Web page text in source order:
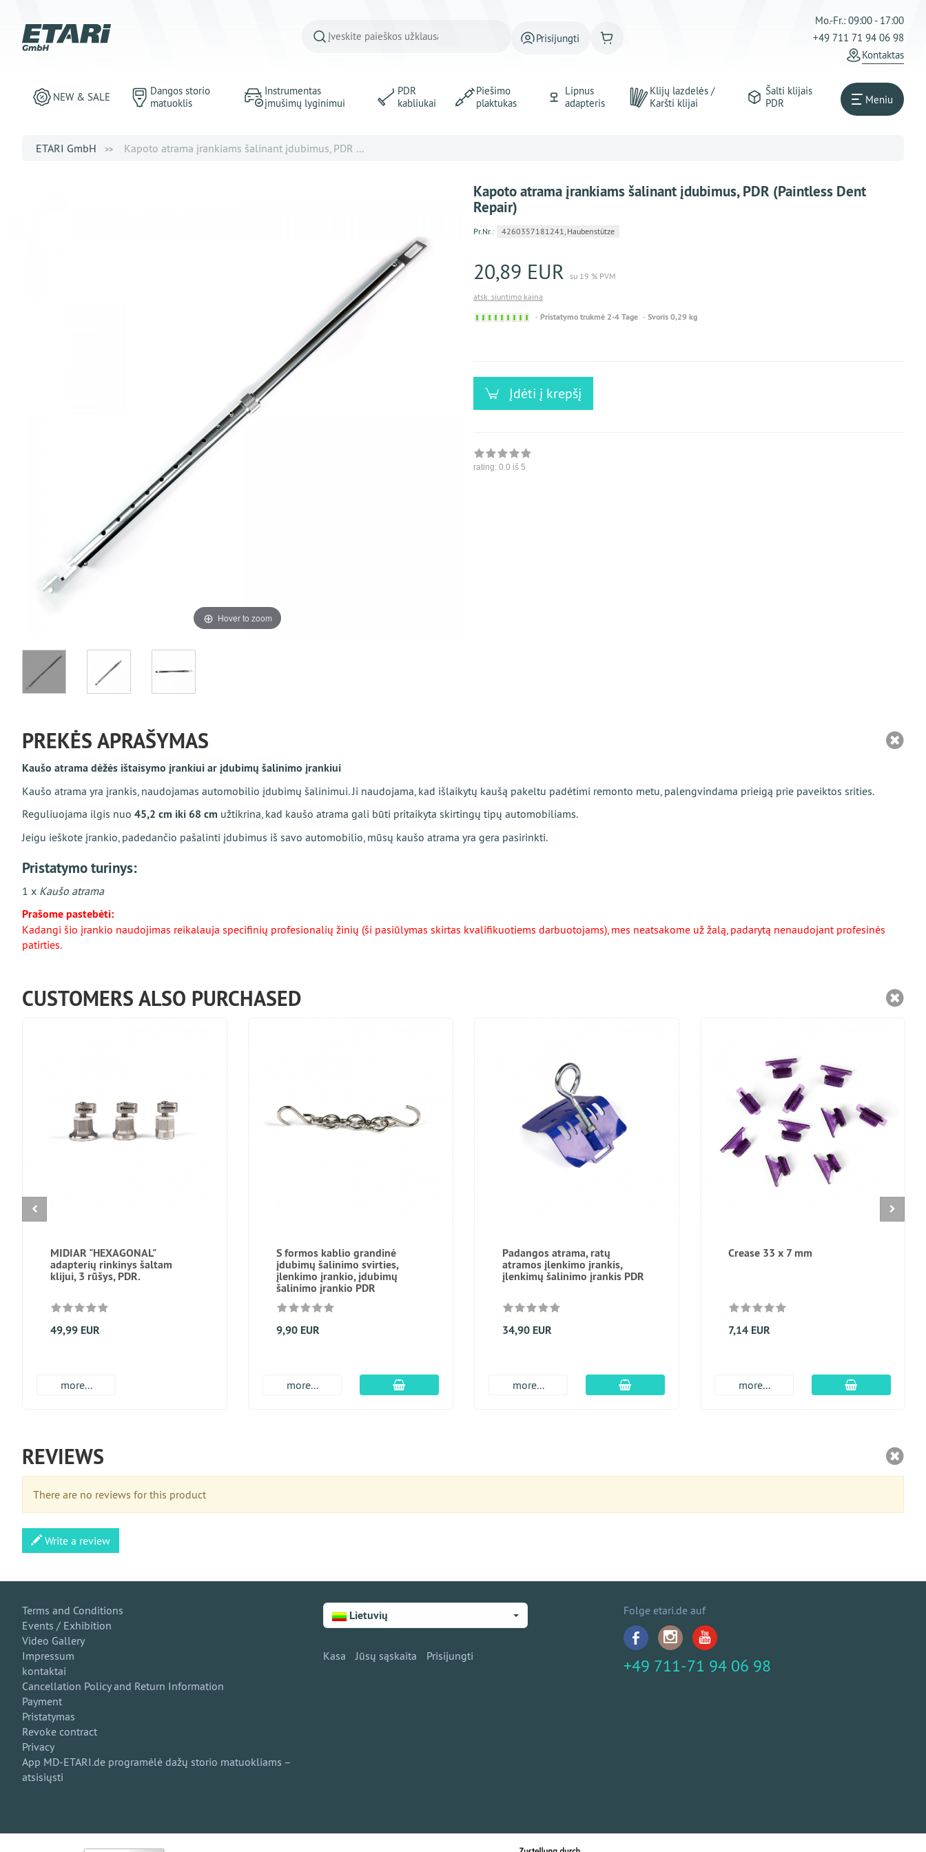
Prisijungti
Mo.-Fr.: 09:00 - 17:00
+49 711 71 94 06 98
Kontaktas
NEW & SALE
Dangos storio
matuoklis
Instrumentas
įmušimų lyginimui
PDR
kabliukai
Piešimo
plaktukas
Lipnus
adapteris
Klijų lazdelės /
Karšti klijai
Šalti klijais
PDR
Meniu
ETARI GmbH Kapoto atrama įrankiams šalinant įdubimus, PDR ...
Hover to zoom
Kapoto atrama įrankiams šalinant įdubimus, PDR (Paintless Dent
Repair)
Pr.Nr.: 4260357181241, Haubenstütze
20,89 EUR su 19 % PVM
atsk. siuntimo kaina
Sofort
Pristatymo trukmė 2-4 Tage Svoris 0,29 kg
Įdėti į krepšį
rating: 0.0 iš 5
PREKĖS APRAŠYMAS
Kaušo atrama dėžės ištaisymo įrankiui ar įdubimų šalinimo įrankiui
Kaušo atrama yra įrankis, naudojamas automobilio įdubimų šalinimui. Ji naudojama, kad išlaikytų kaušą pakeltu padėtimi remonto metu, palengvindama prieigą prie paveiktos srities.
Reguliuojama ilgis nuo 45,2 cm iki 68 cm užtikrina, kad kaušo atrama gali būti pritaikyta skirtingų tipų automobiliams.
Jeigu ieškote įrankio, padedančio pašalinti įdubimus iš savo automobilio, mūsų kaušo atrama yra gera pasirinkti.
Pristatymo turinys:
1 x Kaušo atrama
Prašome pastebėti:
Kadangi šio įrankio naudojimas reikalauja specifinių profesionalių žinių (ši pasiūlymas skirtas kvalifikuotiems darbuotojams), mes neatsakome už žalą, padarytą nenaudojant profesinės
patirties.
CUSTOMERS ALSO PURCHASED
MIDIAR "HEXAGONAL"
adapterių rinkinys šaltam
klijui, 3 rūšys, PDR.
49,99 EUR
more...
S formos kablio grandinė
įdubimų šalinimo svirties,
įlenkimo įrankio, įdubimų
šalinimo įrankio PDR
9,90 EUR
more... Įdėti į krepšį
Padangos atrama, ratų
atramos įlenkimo įrankis,
įlenkimų šalinimo įrankis PDR
34,90 EUR
more... Įdėti į krepšį
Crease 33 x 7 mm
7,14 EUR
more... Įdėti į krepšį
REVIEWS
There are no reviews for this product
Write a review
Terms and Conditions
Events / Exhibition
Video Gallery
Impressum
kontaktai
Cancellation Policy and Return Information
Payment
Pristatymas
Revoke contract
Privacy
App MD-ETARI.de programėlė dažų storio matuokliams –
atsisiųsti
Lietuvių
Kasa Jūsų sąskaita Prisijungti
Folge etari.de auf
+49 711-71 94 06 98